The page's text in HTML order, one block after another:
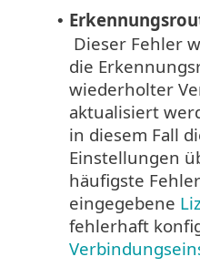
•
Dieser Fehler
die
wiederholter
aktualisiert
in diesem Fall
Einstellungen
häufigste
eingegebene
fehlerhaft